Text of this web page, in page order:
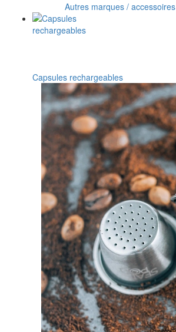
Autres marques / accessoires
Capsules rechargeables